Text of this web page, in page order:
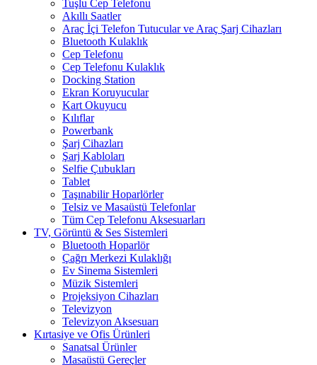
Tuşlu Cep Telefonu
Akıllı Saatler
Araç İçi Telefon Tutucular ve Araç Şarj Cihazları
Bluetooth Kulaklık
Cep Telefonu
Cep Telefonu Kulaklık
Docking Station
Ekran Koruyucular
Kart Okuyucu
Kılıflar
Powerbank
Şarj Cihazları
Şarj Kabloları
Selfie Çubukları
Tablet
Taşınabilir Hoparlörler
Telsiz ve Masaüstü Telefonlar
Tüm Cep Telefonu Aksesuarları
TV, Görüntü & Ses Sistemleri
Bluetooth Hoparlör
Çağrı Merkezi Kulaklığı
Ev Sinema Sistemleri
Müzik Sistemleri
Projeksiyon Cihazları
Televizyon
Televizyon Aksesuarı
Kırtasiye ve Ofis Ürünleri
Sanatsal Ürünler
Masaüstü Gereçler